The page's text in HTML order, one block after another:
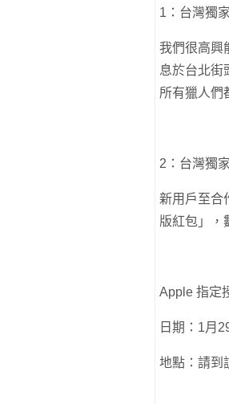
1：台灣獨
我們很高興
息於台北街
所有獵人們
2：台灣獨
新用戶至合
版紅包」，
Apple 指定
日期：1月
地點：請到